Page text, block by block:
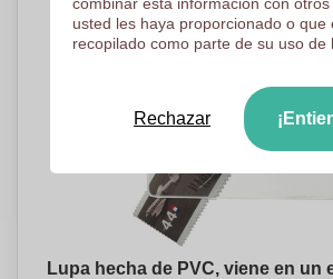
Lupa hecha de PVC, viene en un
usted les haya proporcionado o que
recopilado como parte de su uso de
Rechazar